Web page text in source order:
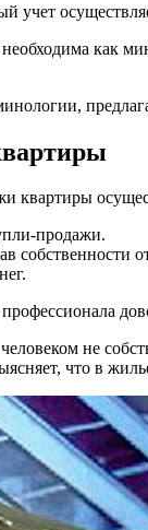
учет
как
квартиры
продажи.
собственности
не
что в